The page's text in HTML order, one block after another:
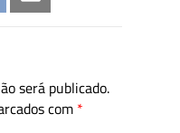
será publicado.
com *